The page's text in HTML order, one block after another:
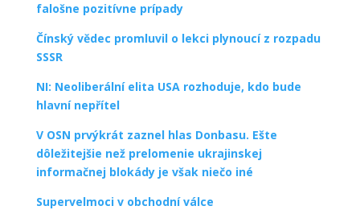
falošne pozitívne prípady
Čínský vědec promluvil o lekci plynoucí z rozpadu
SSSR
NI: Neoliberální elita USA rozhoduje, kdo bude
hlavní nepřítel
V OSN prvýkrát zaznel hlas Donbasu. Ešte
dôležitejšie než prelomenie ukrajinskej
informačnej blokády je však niečo iné
Supervelmoci v obchodní válce